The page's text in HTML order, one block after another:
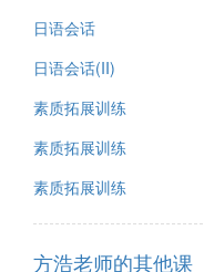
日语会话
日语会话(II)
素质拓展训练
素质拓展训练
素质拓展训练
方浩老师的其他课